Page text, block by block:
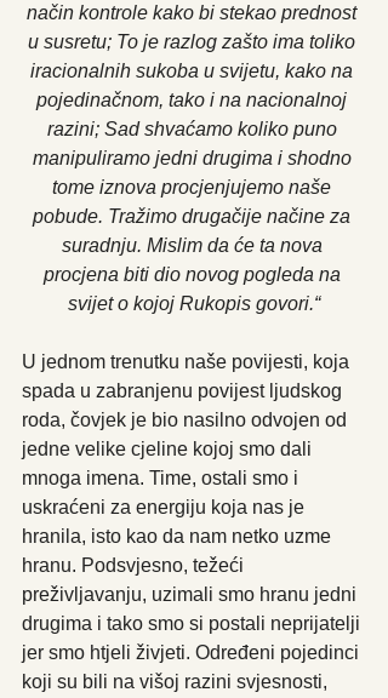
način kontrole kako bi stekao prednost
u susretu; To je razlog zašto ima toliko
iracionalnih sukoba u svijetu, kako na
pojedinačnom, tako i na nacionalnoj
razini; Sad shvaćamo koliko puno
manipuliramo jedni drugima i shodno
tome iznova procjenjujemo naše
pobude. Tražimo drugačije načine za
suradnju. Mislim da će ta nova
procjena biti dio novog pogleda na
svijet o kojoj Rukopis govori.“
U jednom trenutku naše povijesti, koja
spada u zabranjenu povijest ljudskog
roda, čovjek je bio nasilno odvojen od
jedne velike cjeline kojoj smo dali
mnoga imena. Time, ostali smo i
uskraćeni za energiju koja nas je
hranila, isto kao da nam netko uzme
hranu. Podsvjesno, težeći
preživljavanju, uzimali smo hranu jedni
drugima i tako smo si postali neprijatelji
jer smo htjeli živjeti. Određeni pojedinci
koji su bili na višoj razini svjesnosti,